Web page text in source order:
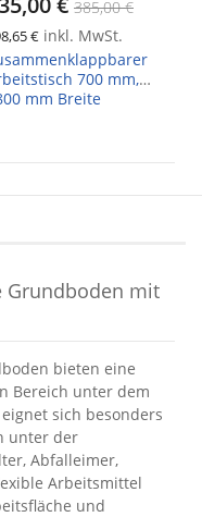
385,00 €
€ inkl. MwSt.
700 mm,
mm Breite
Grundboden mit
bieten eine
Bereich unter dem
sich besonders
unter der
Abfalleimer,
Arbeitsmittel
und